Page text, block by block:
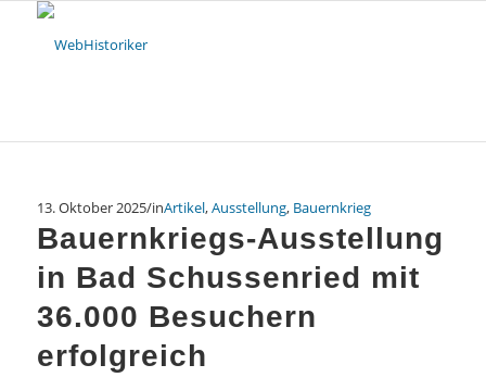
13. Oktober 2025/inArtikel,Ausstellung, Bauernkrieg
Bauernkriegs-Ausstellung
in Bad Schussenried mit
36.000 Besuchern
erfolgreich